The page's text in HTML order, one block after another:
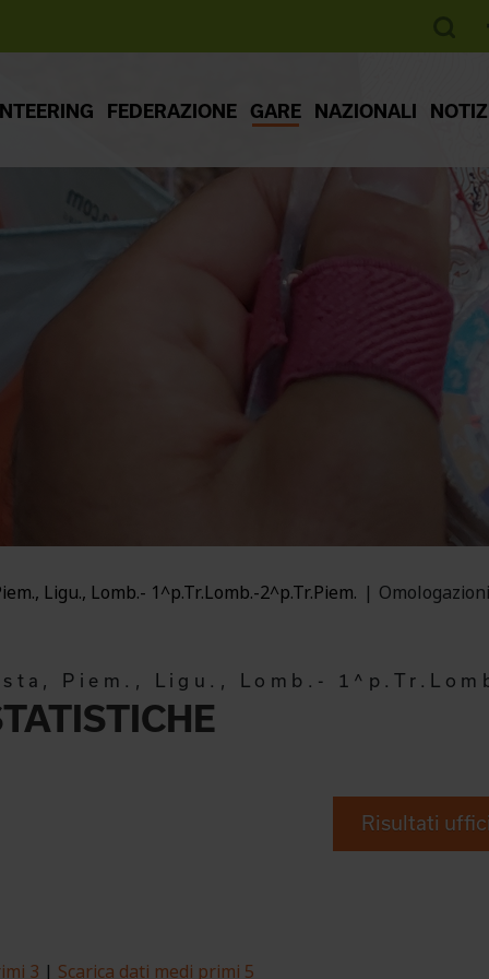
FEDERAZIONE GARE NAZIONALI
Ligu., Lomb.- 1^p.Tr.Lomb.-2^p.Tr.Piem.
Piem., Ligu., Lomb.-
Risultati
3 | Scarica dati medi primi 5